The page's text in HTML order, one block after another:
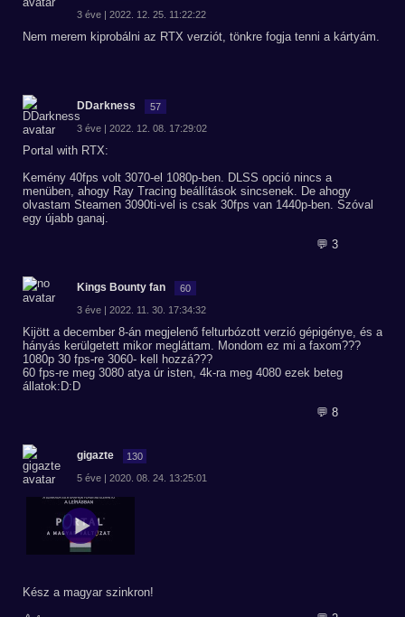
3 éve | 2022. 12. 25. 11:22:22
Nem merem kiprobálni az RTX verziót, tönkre fogja tenni a kártyám.
DDarkness 57
3 éve | 2022. 12. 08. 17:29:02
Portal with RTX:
Kemény 40fps volt 3070-el 1080p-ben. DLSS opció nincs a
menüben, ahogy Ray Tracing beállítások sincsenek. De ahogy
olvastam Steamen 3090ti-vel is csak 30fps van 1440p-ben. Szóval
egy újabb ganaj.
💬 3
Kings Bounty fan 60
3 éve | 2022. 11. 30. 17:34:32
Kijött a december 8-án megjelenő felturbózott verzió gépigénye, és a
hányás kerülgetett mikor megláttam. Mondom ez mi a faxom???
1080p 30 fps-re 3060- kell hozzá???
60 fps-re meg 3080 atya úr isten, 4k-ra meg 4080 ezek beteg
állatok:D:D
💬 8
gigazte 130
5 éve | 2020. 08. 24. 13:25:01
Kész a magyar szinkron!